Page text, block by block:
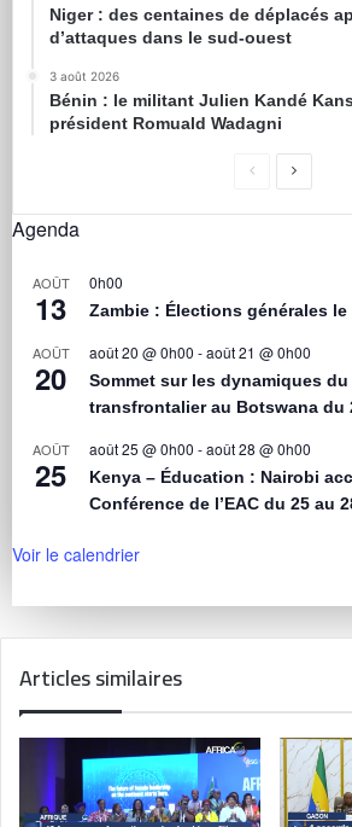
Niger : des centaines de déplacés
d’attaques dans le sud-ouest
3 août 2026
Bénin : le militant Julien Kandé
président Romuald Wadagni
Agenda
AOÛT
13
0h00
Zambie : Élections générales le
AOÛT
20
août 20 @ 0h00 -août 21 @ 0h00
Sommet sur les dynamiques du
transfrontalier au Botswana du
AOÛT
25
août 25 @ 0h00 -août 28 @ 0h00
Kenya – Éducation : Nairobi
Conférence de l’EAC du 25 au
Voir le calendrier
Articles similaires